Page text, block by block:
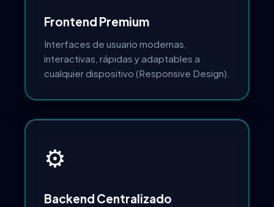
Frontend Premium
Interfaces de usuario modernas,
interactivas, rápidas y adaptables a
cualquier dispositivo (Responsive Design).
⚙️
Backend Centralizado